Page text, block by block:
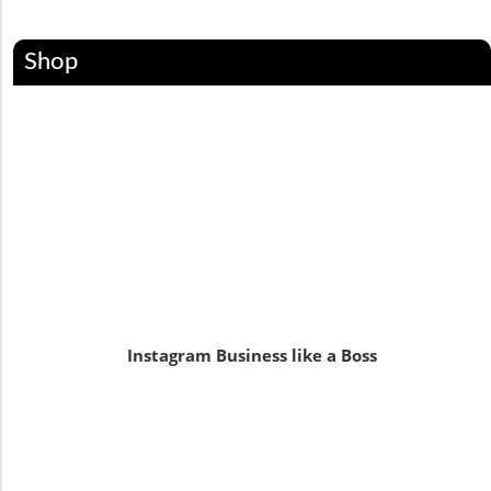
Shop
Instagram Business like a Boss